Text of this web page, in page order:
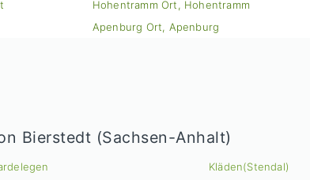
Hohentramm Ort, Hohentramm
Apenburg Ort, Apenburg
Bierstedt (Sachsen-Anhalt)
Kläden(Stendal)